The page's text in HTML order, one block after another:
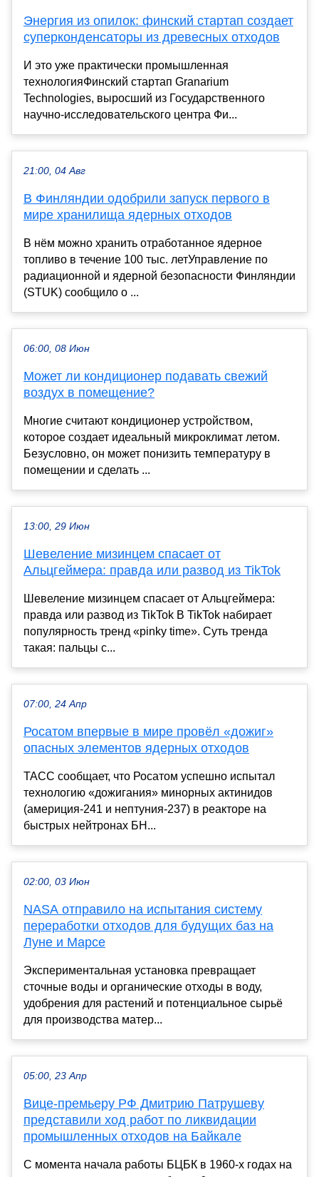
Энергия из опилок: финский стартап создает
суперконденсаторы из древесных отходов
И это уже практически промышленная
технологияФинский стартап Granarium
Technologies, выросший из Государственного
научно-исследовательского центра Фи...
21:00, 04 Авг
В Финляндии одобрили запуск первого в
мире хранилища ядерных отходов
В нём можно хранить отработанное ядерное
топливо в течение 100 тыс. летУправление по
радиационной и ядерной безопасности Финляндии
(STUK) сообщило о ...
06:00, 08 Июн
Может ли кондиционер подавать свежий
воздух в помещение?
Многие считают кондиционер устройством,
которое создает идеальный микроклимат летом.
Безусловно, он может понизить температуру в
помещении и сделать ...
13:00, 29 Июн
Шевеление мизинцем спасает от
Альцгеймера: правда или развод из TikTok
Шевеление мизинцем спасает от Альцгеймера:
правда или развод из TikTok В TikTok набирает
популярность тренд «pinky time». Суть тренда
такая: пальцы с...
07:00, 24 Апр
Росатом впервые в мире провёл «дожиг»
опасных элементов ядерных отходов
ТАСС сообщает, что Росатом успешно испытал
технологию «дожигания» минорных актинидов
(америция-241 и нептуния-237) в реакторе на
быстрых нейтронах БН...
02:00, 03 Июн
NASA отправило на испытания систему
переработки отходов для будущих баз на
Луне и Марсе
Экспериментальная установка превращает
сточные воды и органические отходы в воду,
удобрения для растений и потенциальное сырьё
для производства матер...
05:00, 23 Апр
Вице-премьеру РФ Дмитрию Патрушеву
представили ход работ по ликвидации
промышленных отходов на Байкале
С момента начала работы БЦБК в 1960-х годах на